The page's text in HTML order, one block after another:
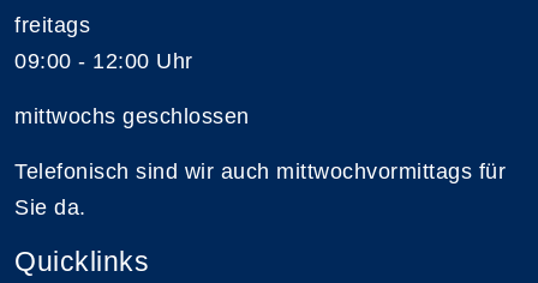
freitags
09:00 - 12:00 Uhr
mittwochs geschlossen
Telefonisch sind wir auch mittwochvormittags für
Sie da.
Quicklinks